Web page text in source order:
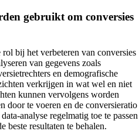
gebruikt om conversies
rol bij het verbeteren van conversies
van gegevens zoals
en demografische
verkrijgen in wat wel en niet
kunnen vervolgens worden
door te voeren en de conversieratio
analyse regelmatig toe te passen
beste resultaten te behalen.